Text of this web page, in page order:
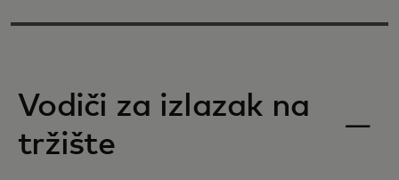
Vodiči za izlazak na
tržište